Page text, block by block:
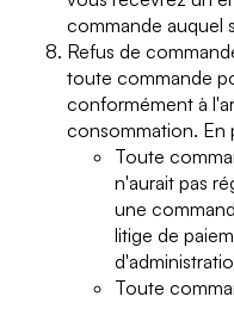
commande auquel
Refus de
toute commande
conformément à
consommation. En
Toute
n'aurait pas
une
litige de
Toute